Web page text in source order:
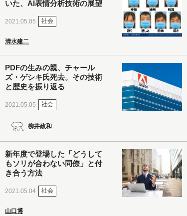
いた、AI表情分析技術の展望
2021.05.05 社会
清水建二
PDFの生みの親、チャール
ズ・ゲシキ氏死去。その技術
と歴史を振り返る
2021.05.05 社会
柳井政和
新年度で登場した「どうして
もソリが合わない同僚」と付
き合う方法
2021.05.04 社会
山口博